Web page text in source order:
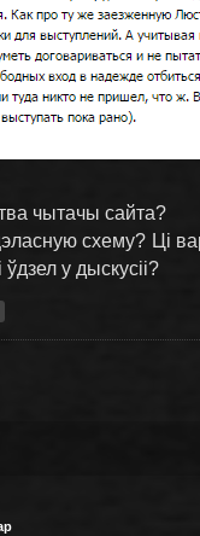
чытачы сайта?
схему? Ці
у дыскусіі?